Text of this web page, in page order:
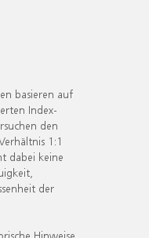
basieren auf
Index-
den
1:1
dabei keine
der